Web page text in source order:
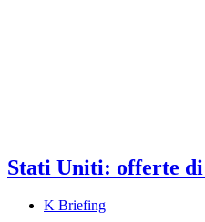
Stati Uniti: offerte di
K Briefing